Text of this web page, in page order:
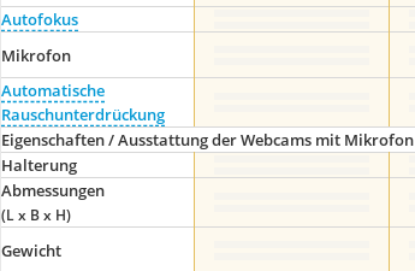
Autofokus
Mikrofon
Automatische
Rauschunterdrückung
Eigenschaften / Ausstattung der Webcams mit Mikrofon
Halterung
Abmessungen
(L x B x H)
Gewicht